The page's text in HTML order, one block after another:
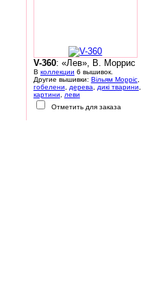
V-360: «Лев», В. Моррис
В коллекции 6 вышивок.
Другие вышивки: Вільям Морріс,
гобелени, дерева, дикі тварини,
картини, леви
Отметить для заказа